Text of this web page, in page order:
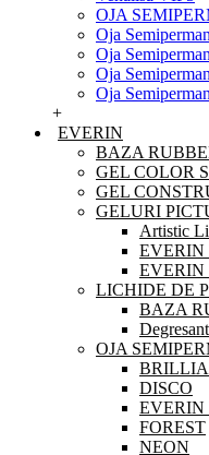
OJA
Oja
Oja
Oja
Oja
+
EVERIN
BAZA
GEL COLOR
GEL
GELURI
Artistic
EVERIN
EVERIN
LICHIDE DE
BAZA
OJA
DISCO
EVERIN
FOREST
NEON